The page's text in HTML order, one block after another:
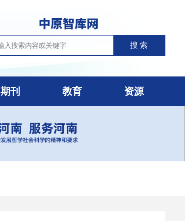
期刊 教育 资源